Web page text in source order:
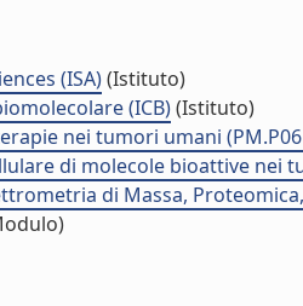
(ISA)(Istituto)
(ICB)(Istituto)
nei tumori umani
di molecole bioattive nei
di Massa,